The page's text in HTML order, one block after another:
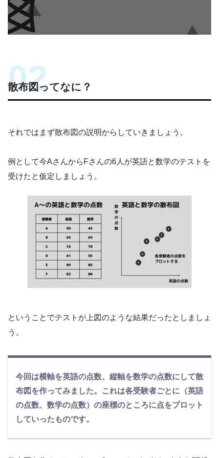
散布図ってなに？
それではまず散布図の説明からしていきましょう。
例として今AさんからFさんの6人が英語と数学のテストを
受けたと仮定しましょう。
ということでテストが上図のような結果だったとしましょ
う。
今回は横軸を英語の点数、縦軸を数学の点数にして散
布図を作ってみました。これは各受験者ごとに（英語
の点数、数学の点数）の座標のところに点をプロット
していったものです。